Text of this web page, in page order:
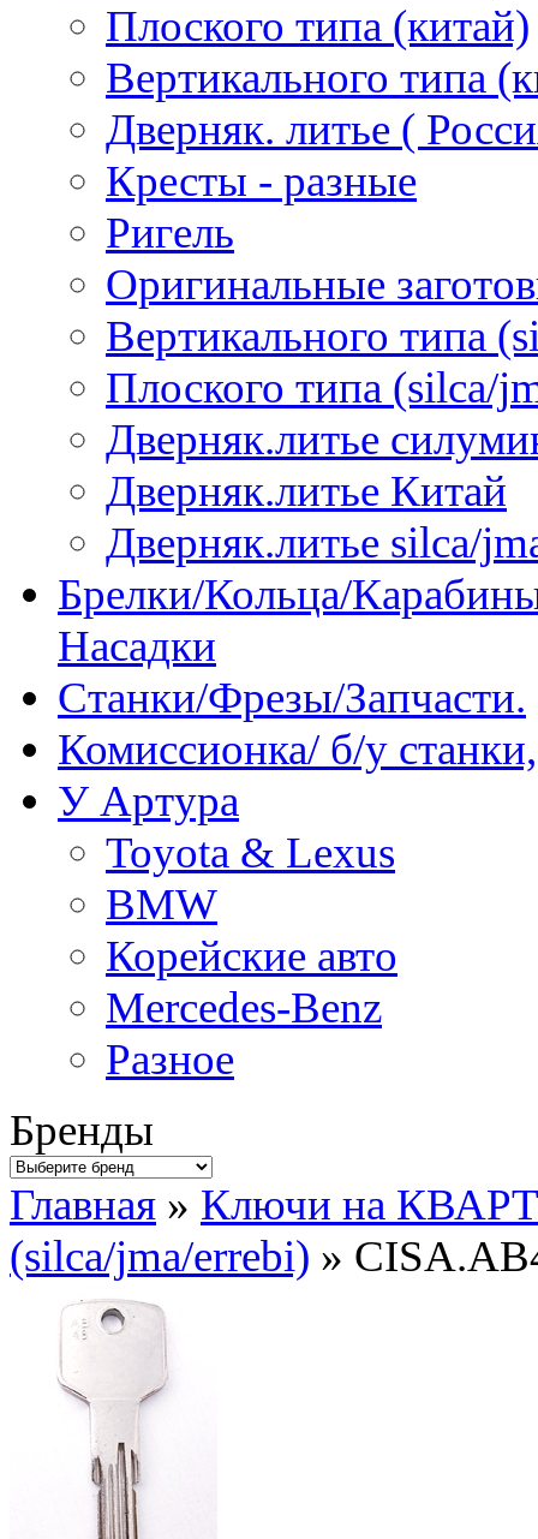
Плоского типа (китай)
Вертикального типа
Дверняк. литье (
Кресты - разные
Ригель
Оригинальные
Вертикального типа
Плоского типа (silca/
Дверняк.литье
Дверняк.литье Китай
Дверняк.литье silca/
Брелки/Кольца/
Насадки
Станки/Фрезы/Запчасти.
Комиссионка/ б/у
У Артура
Toyota & Lexus
BMW
Корейские авто
Mercedes-Benz
Разное
Бренды
Главная » Ключи на
(silca/jma/errebi) »